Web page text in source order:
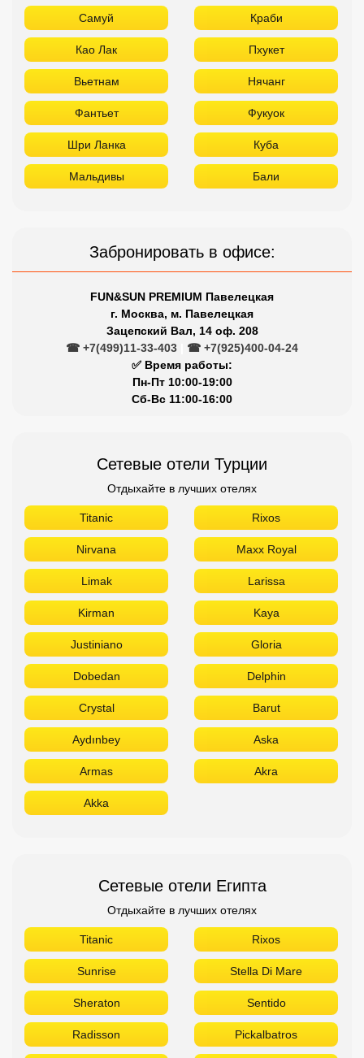
Самуй Краби
Као Лак Пхукет
Вьетнам Нячанг
Фантьет Фукуок
Шри Ланка Куба
Мальдивы Бали
Забронировать в офисе:
FUN&SUN PREMIUM Павелецкая
г. Москва, м. Павелецкая
Зацепский Вал, 14 оф. 208
☎ +7(499)11-33-403
☎ +7(925)400-04-24
✅ Время работы:
Пн-Пт 10:00-19:00
Сб-Вс 11:00-16:00
Сетевые отели Турции
Отдыхайте в лучших отелях
Titanic Rixos
Nirvana Maxx Royal
Limak Larissa
Kirman Kaya
Justiniano Gloria
Dobedan Delphin
Crystal Barut
Aydınbey Aska
Armas Akra
Akka
Сетевые отели Египта
Отдыхайте в лучших отелях
Titanic Rixos
Sunrise Stella Di Mare
Sheraton Sentido
Radisson Pickalbatros